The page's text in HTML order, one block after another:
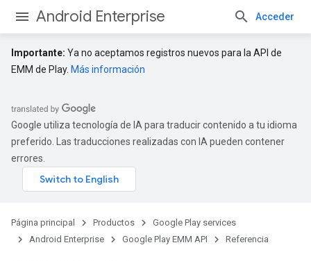
Android Enterprise Acceder
Importante: Ya no aceptamos registros nuevos para la API de
EMM de Play. Más información
Google utiliza tecnología de IA para traducir contenido a tu idioma
preferido. Las traducciones realizadas con IA pueden contener
errores.
Página principal Productos
Google Play services
Android Enterprise
Google Play EMM API Referencia